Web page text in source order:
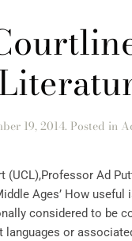
19, 2014. Posted in
Ad
Ages’ How
considered to be
or